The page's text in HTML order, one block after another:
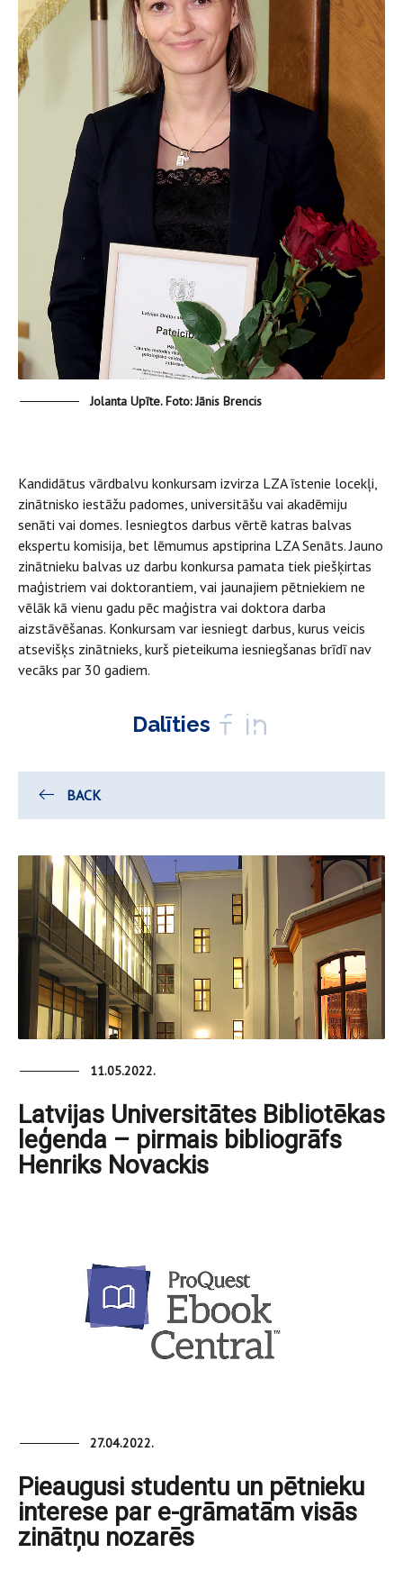
Jolanta Upīte. Foto: Jānis Brencis
Kandidātus vārdbalvu konkursam izvirza LZA īstenie locekļi,
zinātnisko iestāžu padomes, universitāšu vai akadēmiju
senāti vai domes. Iesniegtos darbus vērtē katras balvas
ekspertu komisija, bet lēmumus apstiprina LZA Senāts. Jauno
zinātnieku balvas uz darbu konkursa pamata tiek piešķirtas
maģistriem vai doktorantiem, vai jaunajiem pētniekiem ne
vēlāk kā vienu gadu pēc maģistra vai doktora darba
aizstāvēšanas. Konkursam var iesniegt darbus, kurus veicis
atsevišķs zinātnieks, kurš pieteikuma iesniegšanas brīdī nav
vecāks par 30 gadiem.
Dalīties
BACK
11.05.2022.
Latvijas Universitātes Bibliotēkas
leģenda – pirmais bibliogrāfs
Henriks Novackis
27.04.2022.
Pieaugusi studentu un pētnieku
interese par e-grāmatām visās
zinātņu nozarēs